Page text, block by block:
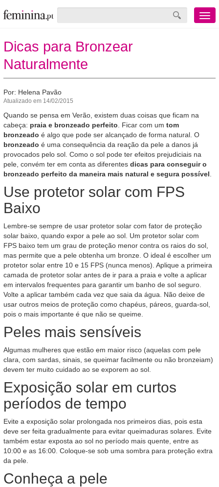
Menu
mobile
Dicas para Bronzear
Naturalmente
Por: Helena Pavão
Atualizado em 14/02/2015
Quando se pensa em Verão, existem duas coisas que ficam na
cabeça: praia e bronzeado perfeito . Ficar com um tom
bronzeado é algo que pode ser alcançado de forma natural. O
bronzeado é uma consequência da reação da pele a danos já
provocados pelo sol. Como o sol pode ter efeitos prejudiciais na
pele, convém ter em conta as diferentes dicas para conseguir o
bronzeado perfeito da maneira mais natural e segura possível
Use protetor solar com FPS
Baixo
Lembre-se sempre de usar protetor solar com fator de proteção
solar baixo, quando expor a pele ao sol. Um protetor solar com
FPS baixo tem um grau de proteção menor contra os raios do sol,
mas permite que a pele obtenha um bronze. O ideal é escolher um
protetor solar entre 10 e 15 FPS (nunca menos). Aplique a primeira
camada de protetor solar antes de ir para a praia e volte a aplicar
em intervalos frequentes para garantir um banho de sol seguro.
Volte a aplicar também cada vez que saia da água. Não deixe de
usar outros meios de proteção como chapéus, páreos, guarda-sol,
pois o mais importante é que não se queime.
Peles mais sensíveis
Algumas mulheres que estão em maior risco (aquelas com pele
clara, com sardas, sinais, se queimar facilmente ou não bronzeiam)
devem ter muito cuidado ao se exporem ao sol.
Exposição solar em curtos
períodos de tempo
Evite a exposição solar prolongada nos primeiros dias, pois esta
deve ser feita gradualmente para evitar queimaduras solares. Evite
também estar exposta ao sol no período mais quente, entre as
10:00 e as 16:00. Coloque-se sob uma sombra para proteção extra
da pele.
Conheça a pele